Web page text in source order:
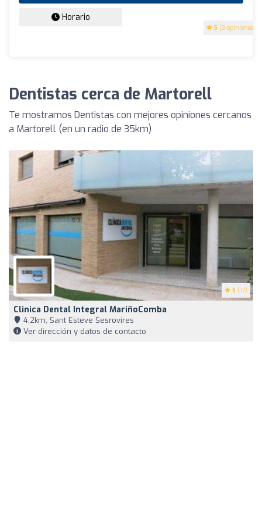
5 (3 opiniones)
Horario
Dentistas cerca de Martorell
Te mostramos Dentistas con mejores opiniones cercanos
a Martorell (en un radio de 35km)
5 (17)
Clinica Dental Integral MariñoComba
4,2km, Sant Esteve Sesrovires
Ver dirección y datos de contacto